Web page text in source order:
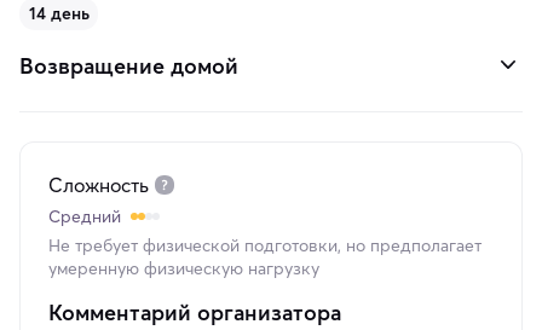
14 день
Возвращение домой
Сложность
Средний
Не требует физической подготовки, но предполагает
умеренную физическую нагрузку
Комментарий организатора